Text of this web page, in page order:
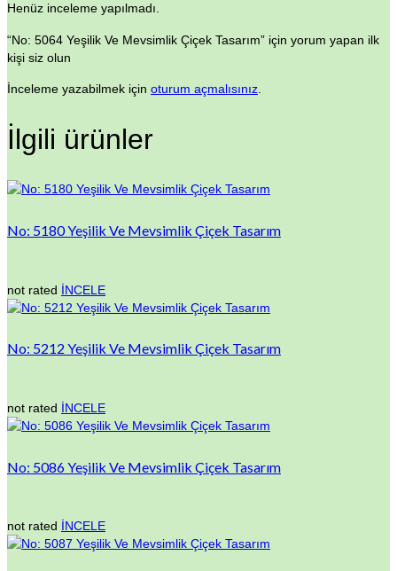
Henüz inceleme yapılmadı.
“No: 5064 Yeşilik Ve Mevsimlik Çiçek Tasarım” için yorum yapan ilk
kişi siz olun
İnceleme yazabilmek için oturum açmalısınız
İlgili ürünler
No: 5180 Yeşilik Ve Mevsimlik Çiçek Tasarım
not rated İNCELE
No: 5212 Yeşilik Ve Mevsimlik Çiçek Tasarım
not rated İNCELE
No: 5086 Yeşilik Ve Mevsimlik Çiçek Tasarım
not rated İNCELE